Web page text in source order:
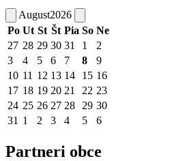
August2026
Po Ut St Št Pia So Ne
27 28 29 30 31 1
2
3
4 5 6 7 8
9
10 11 12 13 14 15 16
17 18 19 20 21 22 23
24 25 26 27 28 29 30
31 1 2 3 4 5 6
Partneri obce